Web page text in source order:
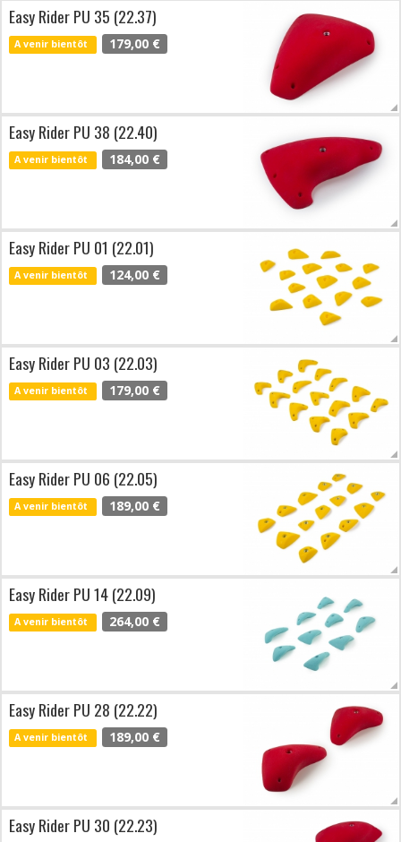
Easy Rider PU 35 (22.37)
A venir bientôt 179,00 €
Easy Rider PU 38 (22.40)
A venir bientôt 184,00 €
Easy Rider PU 01 (22.01)
A venir bientôt 124,00 €
Easy Rider PU 03 (22.03)
A venir bientôt 179,00 €
Easy Rider PU 06 (22.05)
A venir bientôt 189,00 €
Easy Rider PU 14 (22.09)
A venir bientôt 264,00 €
Easy Rider PU 28 (22.22)
A venir bientôt 189,00 €
Easy Rider PU 30 (22.23)